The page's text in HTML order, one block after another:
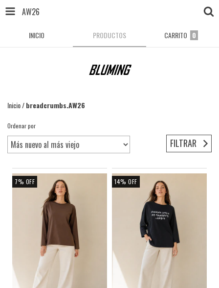
AW26
INICIO PRODUCTOS CARRITO 0
Inicio/breadcrumbs.AW26
Ordenar por
FILTRAR
7% OFF 14% OFF